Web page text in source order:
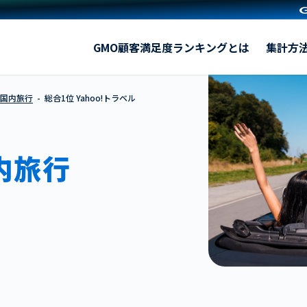
GMO顧客満足度ランキングとは 集計方
内旅行 総合1位 Yahoo!トラベル
旅行